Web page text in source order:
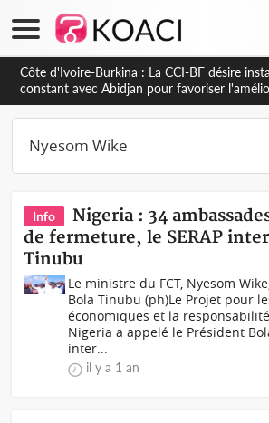
Côte d'Ivoire-Burkina : La CCI-BF désire
constant avec Abidjan pour favoriser
de leurs liens avec la plateforme portuaire
Info
Nigeria : 34
de fermeture, le SERAP
Tinubu
Le ministre du FCT, Nyesom
Bola Tinubu (ph)Le Projet pour
économiques et la responsabilité
Nigeria a appelé le Président
inter...
il y a 1 an